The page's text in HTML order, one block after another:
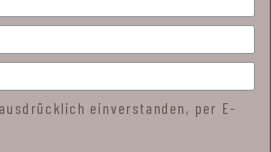
einverstanden, per E-